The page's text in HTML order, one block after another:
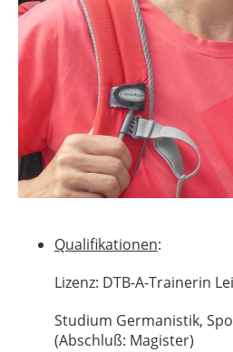
Qualifikationen:
Lizenz: DTB-A-Trainerin
Studium Germanistik,
(Abschluß: Magister)